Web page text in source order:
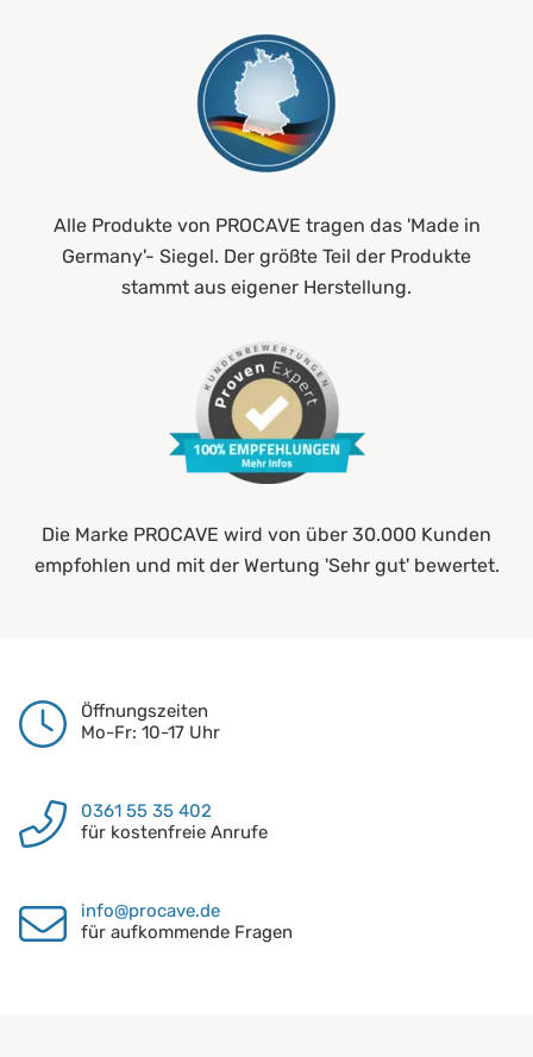
Alle Produkte von PROCAVE tragen das 'Made in
Germany'- Siegel. Der größte Teil der Produkte
stammt aus eigener Herstellung.
Die Marke PROCAVE wird von über 30.000 Kunden
empfohlen und mit der Wertung 'Sehr gut' bewertet.
Öffnungszeiten
Mo-Fr: 10-17 Uhr
0361 55 35 402
für kostenfreie Anrufe
info@procave.de
für aufkommende Fragen